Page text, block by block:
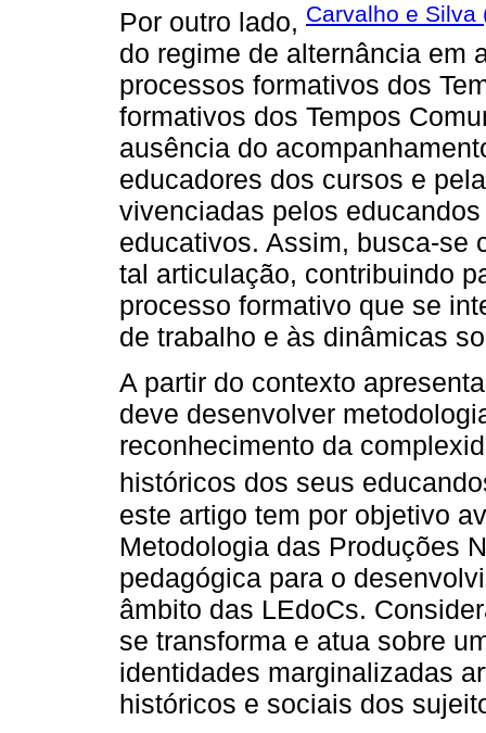
Por outro lado, Carvalho e Silva
do regime de alternância em
processos formativos dos
formativos dos Tempos
ausência do
educadores dos cursos e
vivenciadas pelos
educativos. Assim, busca-se
tal articulação, contribuindo
processo formativo que se
de trabalho e às dinâmicas
A partir do contexto
deve desenvolver
reconhecimento da
históricos dos seus
este artigo tem por objetivo
Metodologia das Produções
pedagógica para o
âmbito das LEdoCs.
se transforma e atua sobre
identidades marginalizadas
históricos e sociais dos